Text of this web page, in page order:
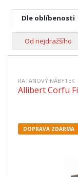
Dle oblíbenosti
Od nejdražšího
RATANOVÝ NÁBYTEK
Allibert Corfu
DOPRAVA ZDARMA